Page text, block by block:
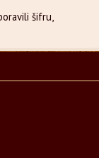
šifru,